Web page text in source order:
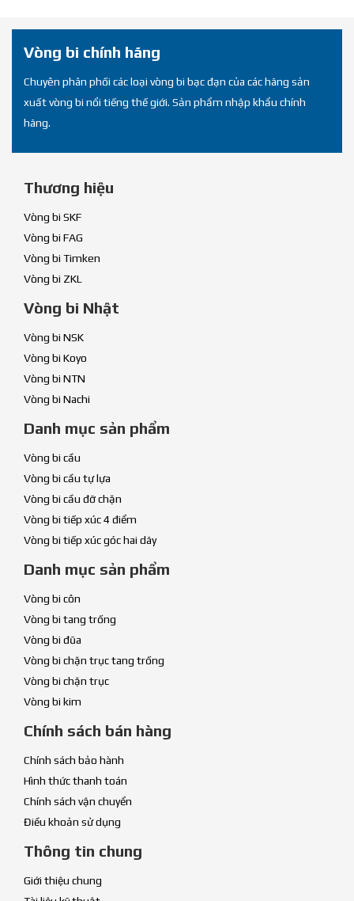
Vòng bi chính hãng
Chuyên phân phối các loại vòng bi bạc đạn của các hãng sản
xuất vòng bi nổi tiếng thế giới. Sản phẩm nhập khẩu chính
hãng.
Thương hiệu
Vòng bi SKF
Vòng bi FAG
Vòng bi Timken
Vòng bi ZKL
Vòng bi Nhật
Vòng bi NSK
Vòng bi Koyo
Vòng bi NTN
Vòng bi Nachi
Danh mục sản phẩm
Vòng bi cầu
Vòng bi cầu tự lựa
Vòng bi cầu đỡ chặn
Vòng bi tiếp xúc 4 điểm
Vòng bi tiếp xúc góc hai dãy
Danh mục sản phẩm
Vòng bi côn
Vòng bi tang trống
Vòng bi đũa
Vòng bi chặn trục tang trống
Vòng bi chặn trục
Vòng bi kim
Chính sách bán hàng
Chính sách bảo hành
Hình thức thanh toán
Chính sách vận chuyển
Điều khoản sử dụng
Thông tin chung
Giới thiệu chung